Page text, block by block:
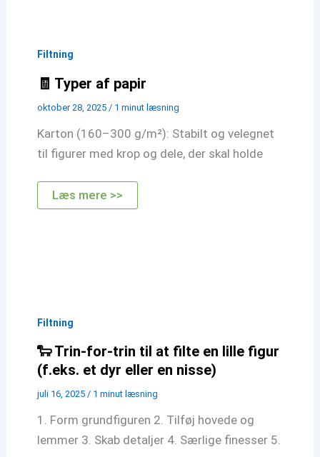
Filtning
🧾 Typer af papir
oktober 28, 2025 / 1 minut læsning
Karton (160–300 g/m²): Stabilt og velegnet
til figurer med krop og dele, der skal holde
🧾
Typer
Læs mere >>
Filtning
🐑 Trin-for-trin til at filte en lille figur
(f.eks. et dyr eller en nisse)
juli 16, 2025 / 1 minut læsning
1. Form grundfiguren 2. Tilføj hovede og
lemmer 3. Skab detaljer 4. Særlige finesser 5.